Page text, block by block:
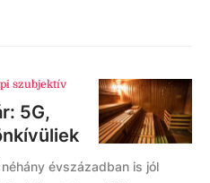
szubjektív
5G,
évszázadban is jól